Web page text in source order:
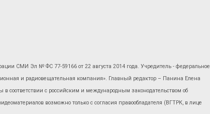
СМИ Эл № ФС 77-59166 от 22 августа 2014 года. Учредитель - федеральное
и радиовещательная компания». Главный редактор – Панина Елена
с российским и международным законодательством об
возможно только с согласия правообладателя (ВГТРК, в лице